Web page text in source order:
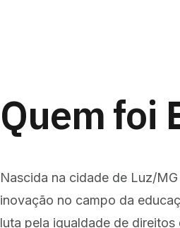
Quem foi
Nascida na cidade de Luz/
inovação no campo da
luta pela igualdade de